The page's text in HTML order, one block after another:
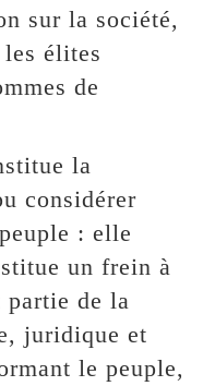
sur la société,
élites
de
la
considérer
: elle
un frein à
de la
juridique et
le peuple,